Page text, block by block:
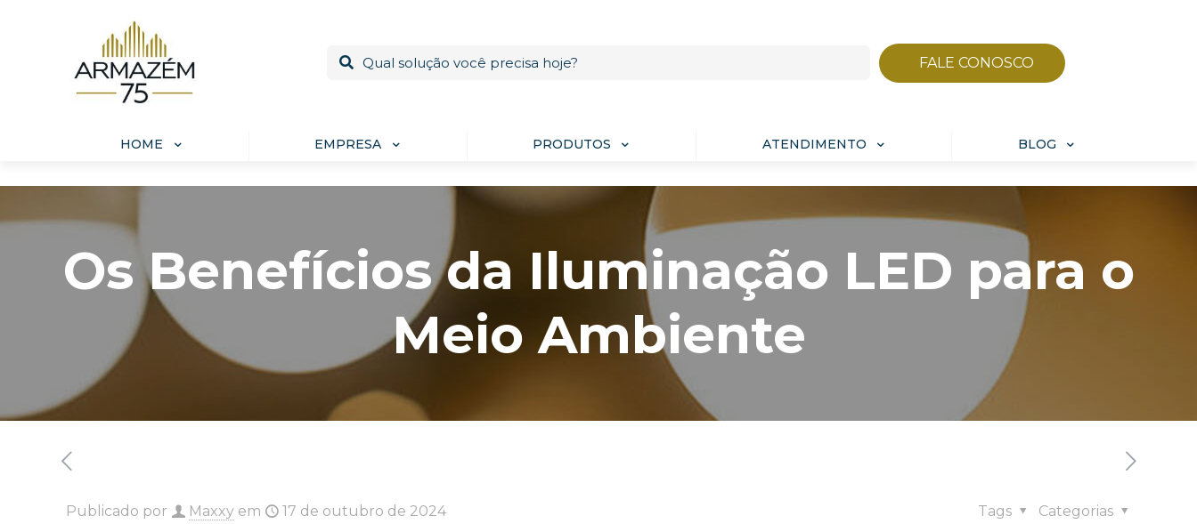
FALE CONOSCO
HOME EMPRESA PRODUTOS ATENDIMENTO BLOG
Os Benefícios da Iluminação LED para o
Meio Ambiente
Publicado por Maxxy em 17 de outubro de 2024 Categorias
Tags